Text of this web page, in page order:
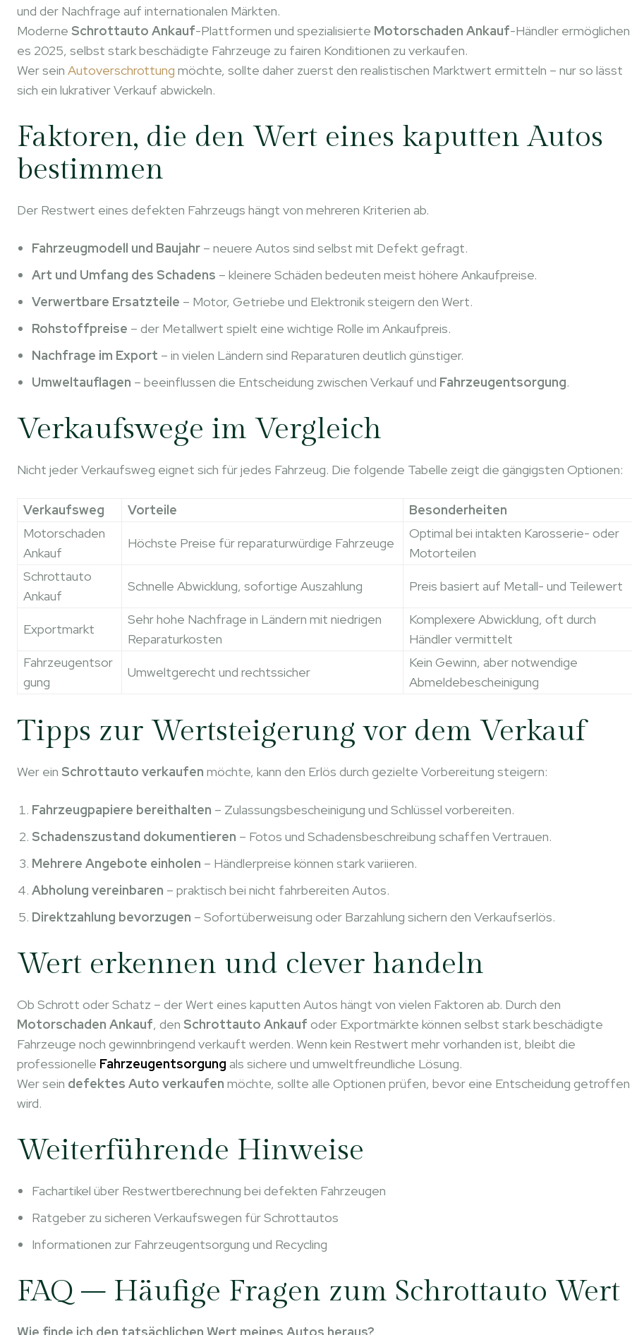
und der Nachfrage auf internationalen Märkten.
Moderne Schrottauto Ankauf-Plattformen und spezialisierte Motorschaden Ankauf-Händler ermöglichen
es 2025, selbst stark beschädigte Fahrzeuge zu fairen Konditionen zu verkaufen.
Wer sein Autoverschrottung möchte, sollte daher zuerst den realistischen Marktwert ermitteln – nur so lässt
sich ein lukrativer Verkauf abwickeln.
Faktoren, die den Wert eines kaputten Autos
bestimmen
Der Restwert eines defekten Fahrzeugs hängt von mehreren Kriterien ab.
Fahrzeugmodell und Baujahr – neuere Autos sind selbst mit Defekt gefragt.
Art und Umfang des Schadens – kleinere Schäden bedeuten meist höhere Ankaufpreise.
Verwertbare Ersatzteile – Motor, Getriebe und Elektronik steigern den Wert.
Rohstoffpreise – der Metallwert spielt eine wichtige Rolle im Ankaufpreis.
Nachfrage im Export – in vielen Ländern sind Reparaturen deutlich günstiger.
Umweltauflagen – beeinflussen die Entscheidung zwischen Verkauf und Fahrzeugentsorgung.
Verkaufswege im Vergleich
Nicht jeder Verkaufsweg eignet sich für jedes Fahrzeug. Die folgende Tabelle zeigt die gängigsten Optionen:
Verkaufsweg Vorteile
Besonderheiten
Motorschaden
Ankauf
Höchste Preise für reparaturwürdige Fahrzeuge
Optimal bei intakten Karosserie- oder
Motorteilen
Schrottauto
Ankauf
Schnelle Abwicklung, sofortige Auszahlung Preis basiert auf Metall- und Teilewert
Exportmarkt
Sehr hohe Nachfrage in Ländern mit niedrigen
Reparaturkosten
Komplexere Abwicklung, oft durch
Händler vermittelt
Fahrzeugentsor
gung
Umweltgerecht und rechtssicher
Kein Gewinn, aber notwendige
Abmeldebescheinigung
Tipps zur Wertsteigerung vor dem Verkauf
Wer ein Schrottauto verkaufen möchte, kann den Erlös durch gezielte Vorbereitung steigern:
Fahrzeugpapiere bereithalten – Zulassungsbescheinigung und Schlüssel vorbereiten.
Schadenszustand dokumentieren – Fotos und Schadensbeschreibung schaffen Vertrauen.
Mehrere Angebote einholen – Händlerpreise können stark variieren.
Abholung vereinbaren – praktisch bei nicht fahrbereiten Autos.
Direktzahlung bevorzugen – Sofortüberweisung oder Barzahlung sichern den Verkaufserlös.
Wert erkennen und clever handeln
Ob Schrott oder Schatz – der Wert eines kaputten Autos hängt von vielen Faktoren ab. Durch den
Motorschaden Ankauf, den Schrottauto Ankauf oder Exportmärkte können selbst stark beschädigte
Fahrzeuge noch gewinnbringend verkauft werden. Wenn kein Restwert mehr vorhanden ist, bleibt die
professionelle Fahrzeugentsorgung als sichere und umweltfreundliche Lösung.
Wer sein defektes Auto verkaufen möchte, sollte alle Optionen prüfen, bevor eine Entscheidung getroffen
wird.
Weiterführende Hinweise
Fachartikel über Restwertberechnung bei defekten Fahrzeugen
Ratgeber zu sicheren Verkaufswegen für Schrottautos
Informationen zur Fahrzeugentsorgung und Recycling
FAQ – Häufige Fragen zum Schrottauto Wert